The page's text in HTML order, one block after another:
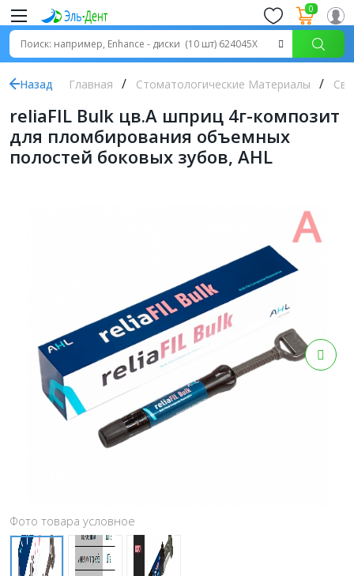
0
Назад Главная Стоматологические Материалы
reliaFIL Bulk цв.А шприц 4г-композит
для пломбирования объемных
полостей боковых зубов, AHL
Фото товара условное